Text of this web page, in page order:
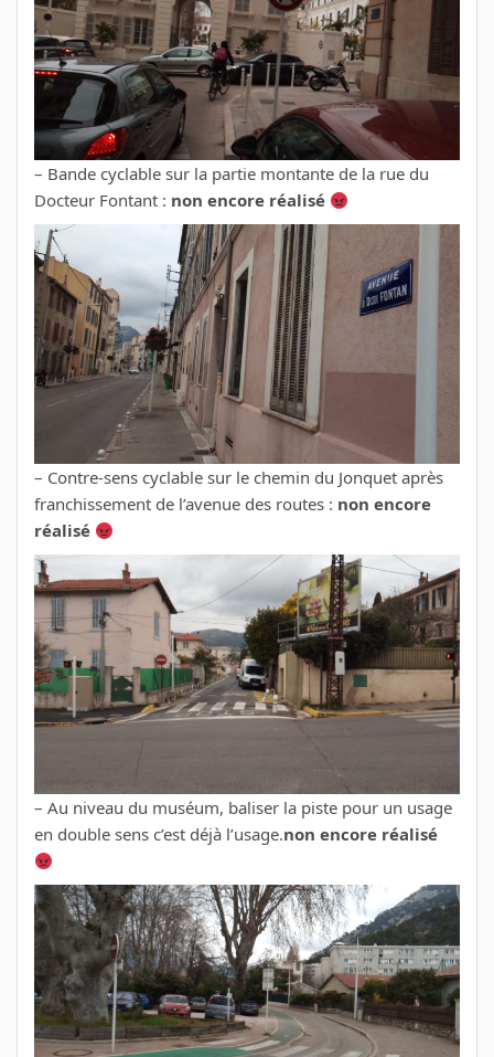
– Bande cyclable sur la partie montante de la rue du
Docteur Fontant : non encore réalisé
– Contre-sens cyclable sur le chemin du Jonquet après
franchissement de l’avenue des routes : non encore
réalisé
– Au niveau du muséum, baliser la piste pour un usage
en double sens c’est déjà l’usage.non encore réalisé